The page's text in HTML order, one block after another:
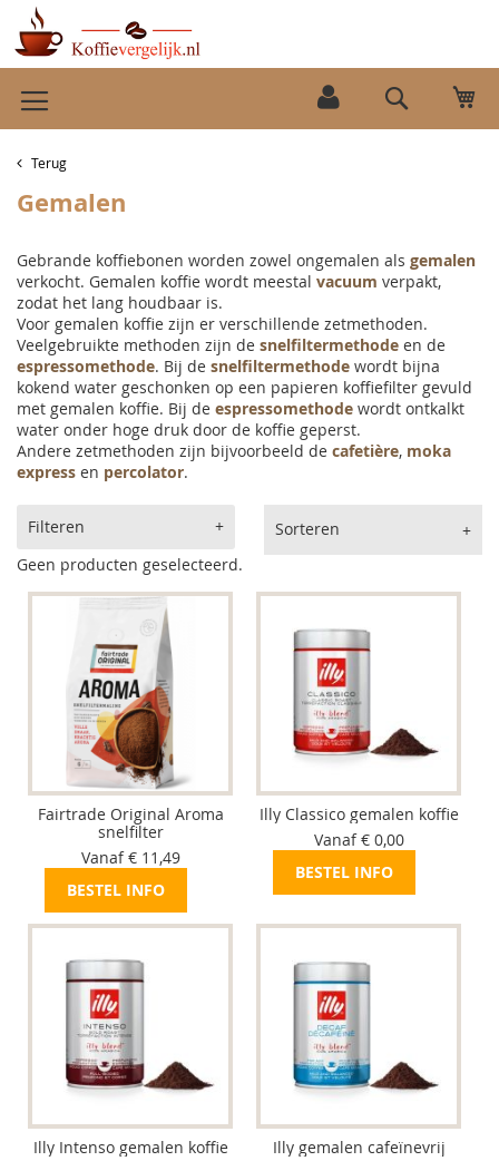
naar
Search
Terug
Gemalen
Gebrande koffiebonen worden zowel ongemalen als gemalen
verkocht. Gemalen koffie wordt meestal vacuum verpakt,
zodat het lang houdbaar is.
Voor gemalen koffie zijn er verschillende zetmethoden.
Veelgebruikte methoden zijn de snelfiltermethode en de
espressomethode. Bij de snelfiltermethode wordt bijna
kokend water geschonken op een papieren koffiefilter gevuld
met gemalen koffie. Bij de espressomethode wordt ontkalkt
water onder hoge druk door de koffie geperst.
Andere zetmethoden zijn bijvoorbeeld de cafetière, moka
express en percolator.
Sorteren
Producten vergelijken
Geen producten geselecteerd.
Filteren
Fairtrade Original Aroma
snelfilter
Vanaf € 11,49
BESTEL INFO
Illy Classico gemalen koffie
Vanaf € 0,00
BESTEL INFO
Illy Intenso gemalen koffie
Illy gemalen cafeïnevrij